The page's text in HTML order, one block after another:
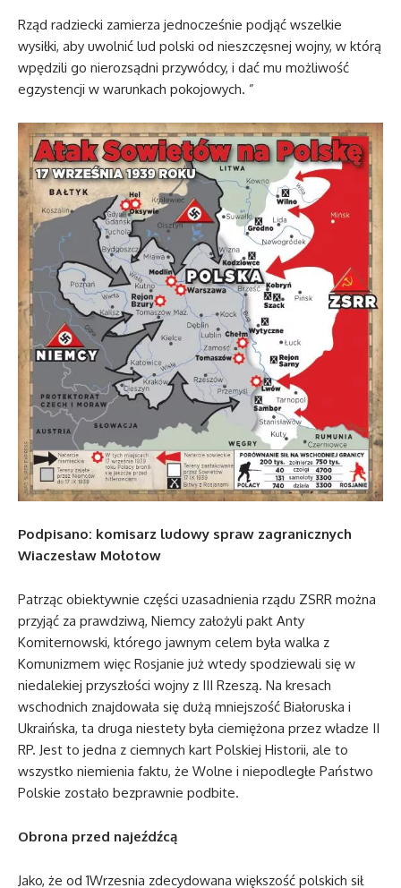
Rząd radziecki zamierza jednocześnie podjąć wszelkie
wysiłki, aby uwolnić lud polski od nieszczęsnej wojny, w którą
wpędzili go nierozsądni przywódcy, i dać mu możliwość
egzystencji w warunkach pokojowych. ”
Podpisano: komisarz ludowy spraw zagranicznych
Wiaczesław Mołotow
Patrząc obiektywnie części uzasadnienia rządu ZSRR można
przyjąć za prawdziwą, Niemcy założyli pakt Anty
Komiternowski, którego jawnym celem była walka z
Komunizmem więc Rosjanie już wtedy spodziewali się w
niedalekiej przyszłości wojny z III Rzeszą. Na kresach
wschodnich znajdowała się dużą mniejszość Białoruska i
Ukraińska, ta druga niestety była ciemiężona przez władze II
RP. Jest to jedna z ciemnych kart Polskiej Historii, ale to
wszystko niemienia faktu, że Wolne i niepodległe Państwo
Polskie zostało bezprawnie podbite.
Obrona przed najeźdźcą
Jako, że od 1Wrzesnia zdecydowana większość polskich sił